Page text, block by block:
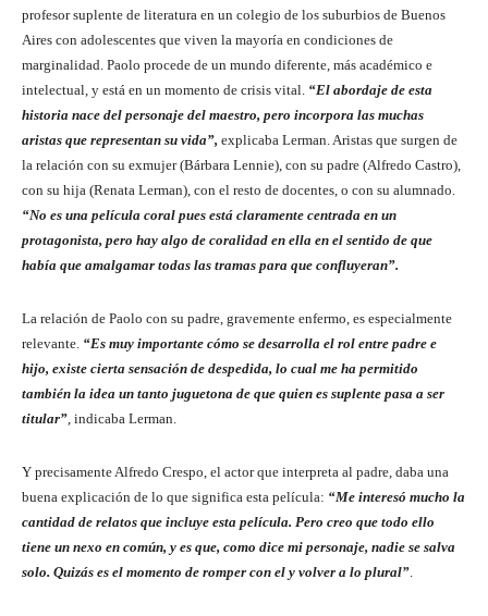
profesor suplente de literatura en un colegio de los suburbios de Buenos
Aires con adolescentes que viven la mayoría en condiciones de
marginalidad. Paolo procede de un mundo diferente, más académico e
intelectual, y está en un momento de crisis vital. “El abordaje de esta
historia nace del personaje del maestro, pero incorpora las muchas
aristas que representan su vida”, explicaba Lerman. Aristas que surgen de
la relación con su exmujer (Bárbara Lennie), con su padre (Alfredo Castro),
con su hija (Renata Lerman), con el resto de docentes, o con su alumnado.
“No es una película coral pues está claramente centrada en un
protagonista, pero hay algo de coralidad en ella en el sentido de que
había que amalgamar todas las tramas para que confluyeran”.
La relación de Paolo con su padre, gravemente enfermo, es especialmente
relevante. “Es muy importante cómo se desarrolla el rol entre padre e
hijo, existe cierta sensación de despedida, lo cual me ha permitido
también la idea un tanto juguetona de que quien es suplente pasa a ser
titular”, indicaba Lerman.
Y precisamente Alfredo Crespo, el actor que interpreta al padre, daba una
buena explicación de lo que significa esta película: “Me interesó mucho la
cantidad de relatos que incluye esta película. Pero creo que todo ello
tiene un nexo en común, y es que, como dice mi personaje, nadie se salva
solo. Quizás es el momento de romper con el y volver a lo plural”.